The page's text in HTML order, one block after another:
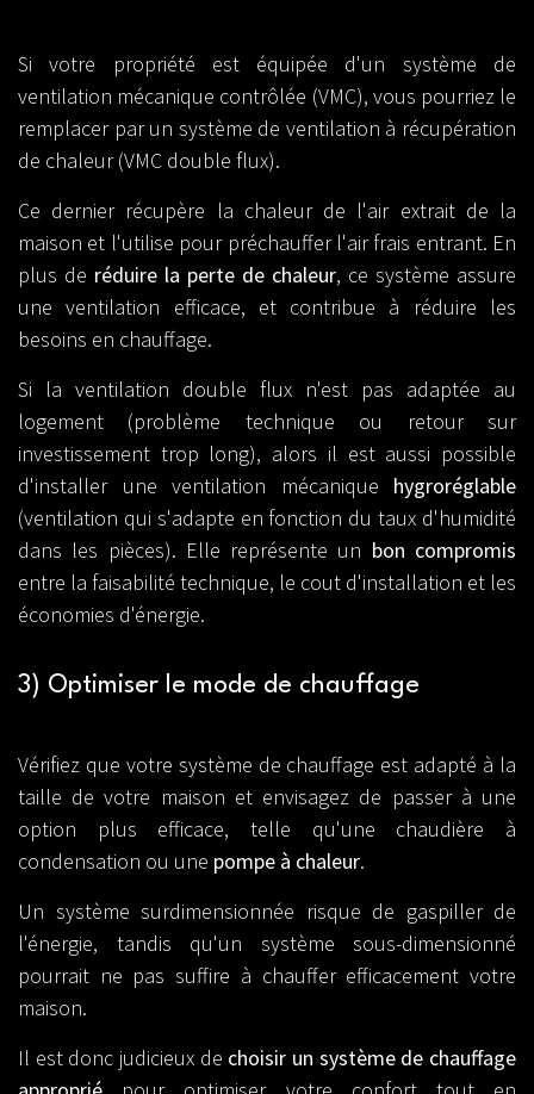
Si votre propriété est équipée d'un système de
ventilation mécanique contrôlée (VMC), vous pourriez le
remplacer par un système de ventilation à récupération
de chaleur (VMC double flux).
Ce dernier récupère la chaleur de l'air extrait de la
maison et l'utilise pour préchauffer l'air frais entrant. En
plus de réduire la perte de chaleur, ce système assure
une ventilation efficace, et contribue à réduire les
besoins en chauffage.
Si la ventilation double flux n'est pas adaptée au
logement (problème technique ou retour sur
investissement trop long), alors il est aussi possible
d'installer une ventilation mécanique hygroréglable
(ventilation qui s'adapte en fonction du taux d'humidité
dans les pièces). Elle représente un bon compromis
entre la faisabilité technique, le cout d'installation et les
économies d'énergie.
3) Optimiser le mode de chauffage
Vérifiez que votre système de chauffage est adapté à la
taille de votre maison et envisagez de passer à une
option plus efficace, telle qu'une chaudière à
condensation ou une pompe à chaleur.
Un système surdimensionnée risque de gaspiller de
l'énergie, tandis qu'un système sous-dimensionné
pourrait ne pas suffire à chauffer efficacement votre
maison.
Il est donc judicieux de choisir un système de chauffage